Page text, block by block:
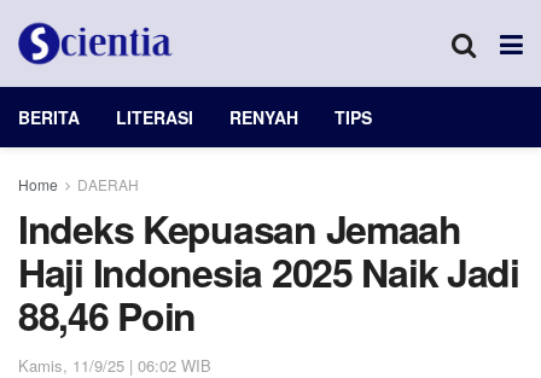
BERITA LITERASI RENYAH TIPS
Home DAERAH
Indeks Kepuasan Jemaah
Haji Indonesia 2025 Naik Jadi
88,46 Poin
Kamis, 11/9/25 | 06:02 WIB